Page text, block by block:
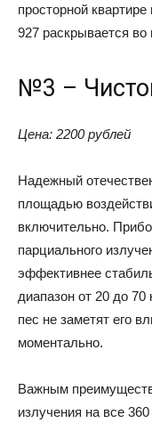
просторной
927 раскрывается во
№3 –
Цена: 2200 рублей
Надежный
площадью
включительно.
парциального
эффективнее
диапазон от 20 до
пес не заметят его
моментально.
Важным
излучения на все